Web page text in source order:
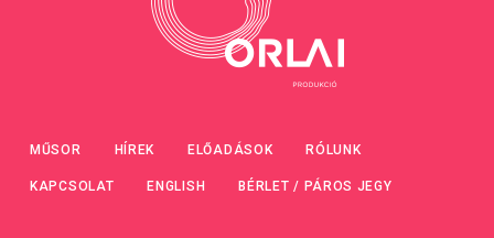
MŰSOR HÍREK ELŐADÁSOK RÓLUNK
KAPCSOLAT ENGLISH BÉRLET / PÁROS JEGY